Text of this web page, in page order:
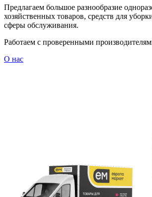
Предлагаем большое разнообразие
хозяйственных товаров, средств для
сферы обслуживания.
Работаем с проверенными
О нас